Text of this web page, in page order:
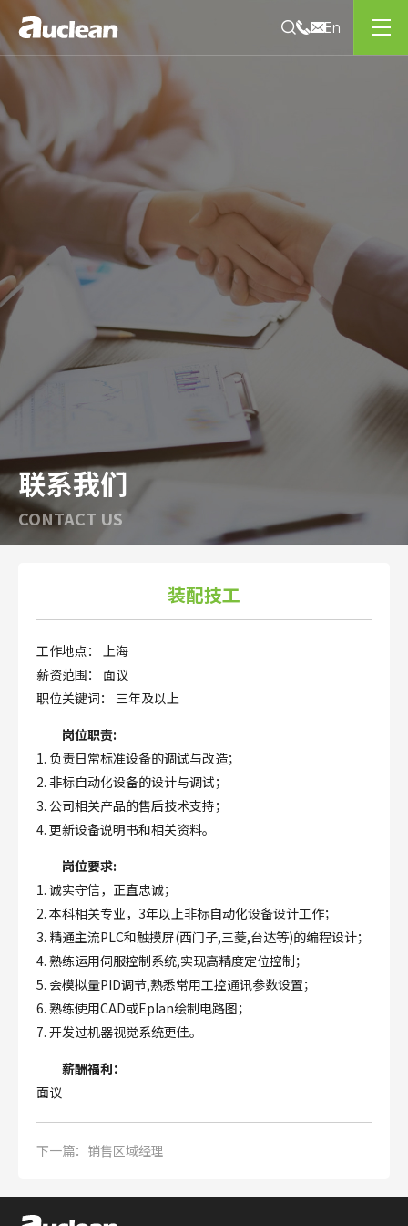
联系我们
CONTACT US
装配技工
工作地点：
上海
薪资范围： 面议
职位关键词： 三年及以上
岗位职责:
1. 负责日常标准设备的调试与改造；
2. 非标自动化设备的设计与调试；
3. 公司相关产品的售后技术支持；
4. 更新设备说明书和相关资料。
岗位要求:
1. 诚实守信，正直忠诚；
2. 本科相关专业，3年以上非标自动化设备设计工作；
3. 精通主流PLC和触摸屏(西门子,三菱,台达等)的编程设计；
4. 熟练运用伺服控制系统,实现高精度定位控制；
5. 会模拟量PID调节,熟悉常用工控通讯参数设置；
6. 熟练使用CAD或Eplan绘制电路图；
7. 开发过机器视觉系统更佳。
薪酬福利：
面议
下一篇：销售区域经理